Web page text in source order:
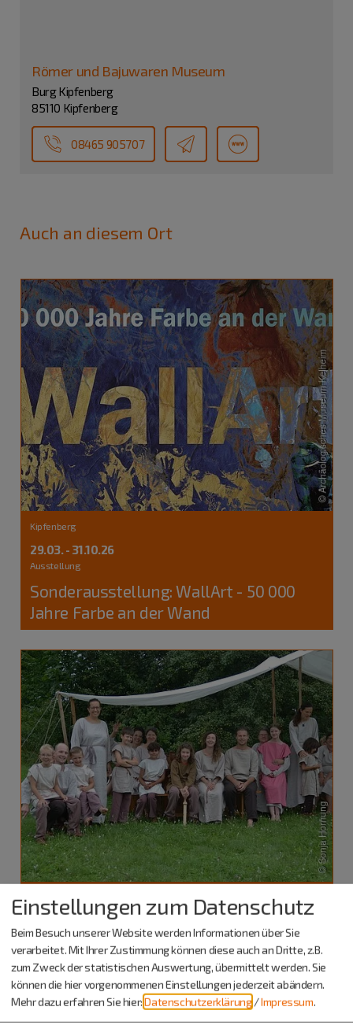
Römer und Bajuwaren Museum
Burg Kipfenberg
85110 Kipfenberg
08465 905707
Auch an diesem Ort
Kipfenberg
29.03. - 31.10.26
Ausstellung
Sonderausstellung: WallArt - 50 000
Jahre Farbe an der Wand
Kipfenberg
Erlebnisveranstaltung
+++ausgebucht+++Römer auf Zeit -
Salve Abusina in Eining
Ein Lager mitten im großen Römerfest
Einstellungen zum Datenschutz
Beim Besuch unserer Website werden Informationen über Sie
verarbeitet. Mit Ihrer Zustimmung können diese auch an Dritte, z.B.
zum Zweck der statistischen Auswertung, übermittelt werden. Sie
können die hier vorgenommenen Einstellungen jederzeit abändern.
Mehr dazu erfahren Sie hier:Datenschutzerklärung /Impressum.